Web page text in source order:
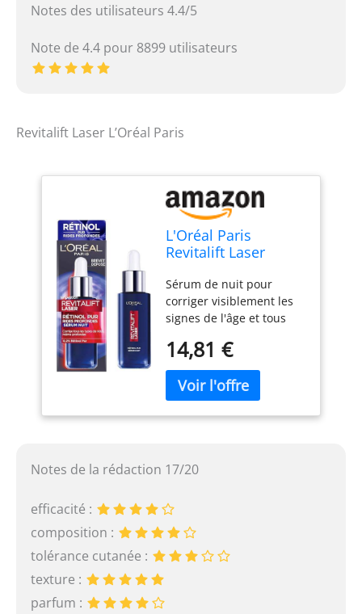
Notes des utilisateurs 4.4/5
Note de 4.4 pour 8899 utilisateurs
Revitalift Laser L’Oréal Paris
L'Oréal Paris
Revitalift Laser
Anti-Rides 30ml
Sérum de nuit pour
corriger visiblement les
signes de l'âge et tous
profondes, Adapté à tous
les types de peaux
Résultats : Peau
immédiatement
réhydratée, souple et
jeune et plus éclatante
profondes visiblement
Application : Appliquer 3-
4 gouttes sur peau
14,81 €
Notes de la rédaction 17/20
efficacité :
composition :
tolérance cutanée :
texture :
parfum :